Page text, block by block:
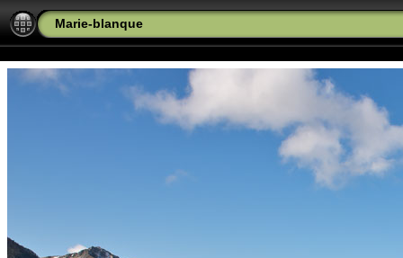
Marie-blanque